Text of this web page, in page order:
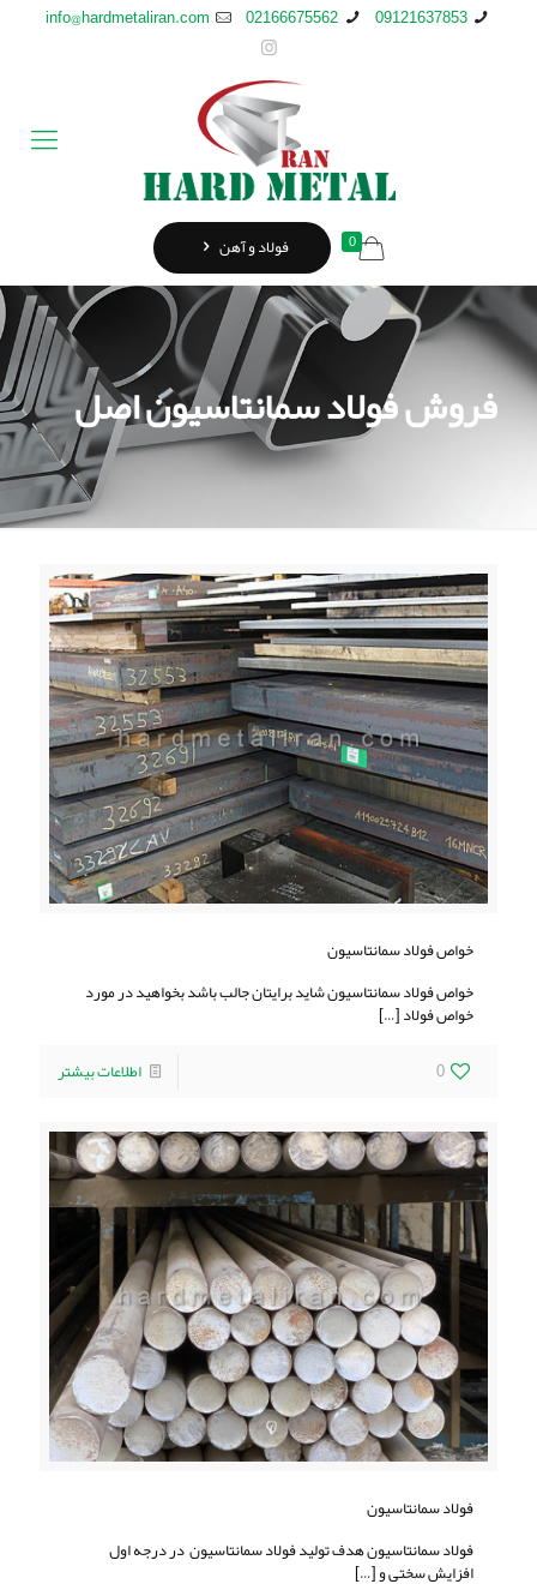
09121637853
02166675562
info@hardmetaliran.com
0 فولاد و آهن
فروش فولاد سمانتاسیون اصل
خواص فولاد سمانتاسیون
خواص فولاد سمانتاسیون شاید برایتان جالب باشد بخواهید در مورد
خواص فولاد[…]
0
اطلاعات بیشتر
فولاد سمانتاسیون
فولاد سمانتاسیون هدف تولید فولاد سمانتاسیون در درجه اول
افزایش سختی و[…]